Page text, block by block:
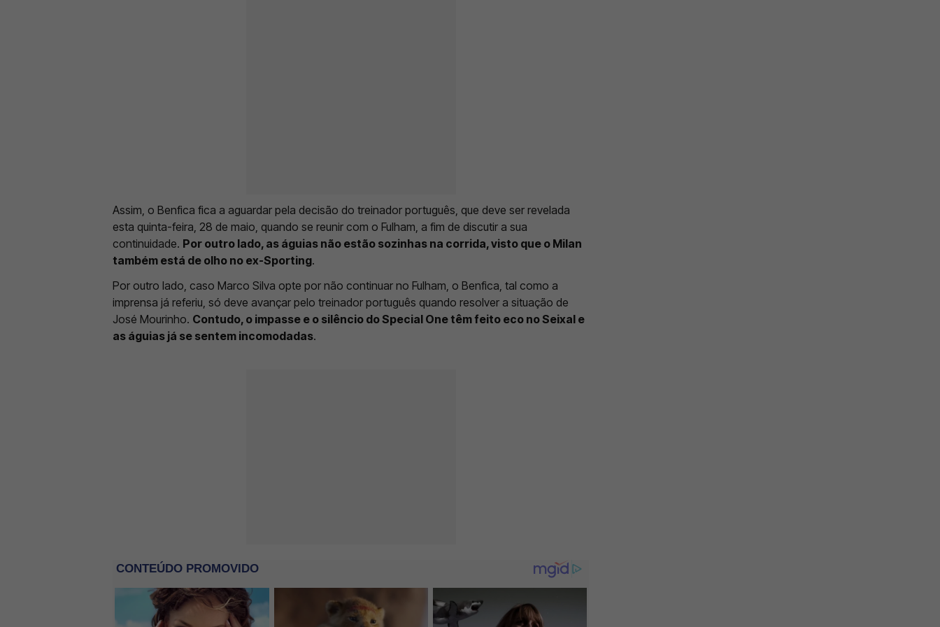
Assim, o Benfica fica a aguardar pela decisão do treinador português, que deve ser revelada
esta quinta-feira, 28 de maio, quando se reunir com o Fulham, a fim de discutir a sua
continuidade. Por outro lado, as águias não estão sozinhas na corrida, visto que o Milan
também está de olho no ex-Sporting.
Por outro lado, caso Marco Silva opte por não continuar no Fulham, o Benfica, tal como a
imprensa já referiu, só deve avançar pelo treinador português quando resolver a situação de
José Mourinho. Contudo, o impasse e o silêncio do Special One têm feito eco no Seixal e
as águias já se sentem incomodadas.